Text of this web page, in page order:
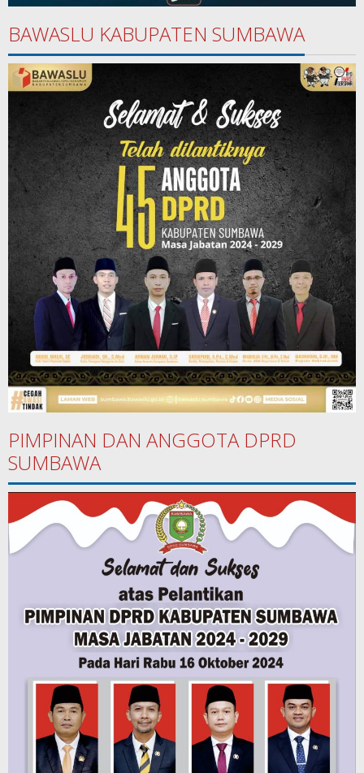
BAWASLU KABUPATEN SUMBAWA
PIMPINAN DAN ANGGOTA DPRD
SUMBAWA